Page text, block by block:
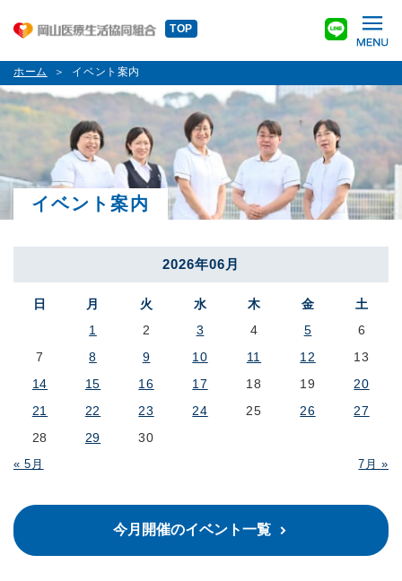
TOP
ホーム イベント案内
イベント案内
2026年06月
日 月 火 水 木 金 土
« 5月 7月 »
1 2 3 4 5
6
7
8 9 10 11 12
13
14
15 16 17 18 19
20
21
22 23 24 25 26
27
28
29 30
今月開催のイベント一覧